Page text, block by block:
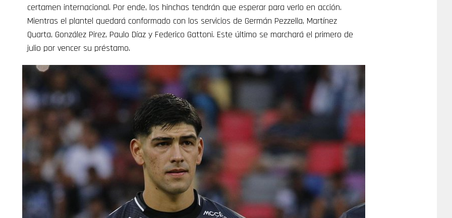
certamen internacional. Por ende, los hinchas tendrán que esperar para verlo en acción.
Mientras el plantel quedará conformado con los servicios de Germán Pezzella, Martínez
Quarta, González Pirez, Paulo Díaz y Federico Gattoni. Este último se marchará el primero de
julio por vencer su préstamo.